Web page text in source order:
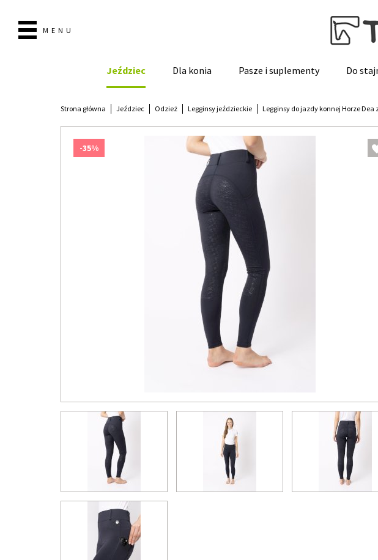
MENU
Jeździec Dla konia Pasze i suplementy Do
Strona główna Jeździec Odzież Legginsy jeździeckie Legginsy do jazdy konnej Horze
-35%